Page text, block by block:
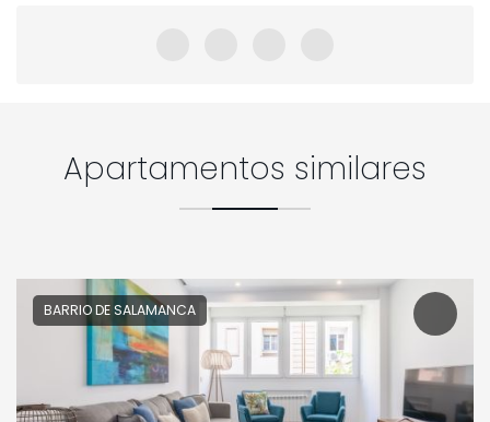
Apartamentos similares
BARRIO DE SALAMANCA